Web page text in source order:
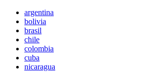
argentina
bolivia
brasil
chile
colombia
cuba
nicaragua